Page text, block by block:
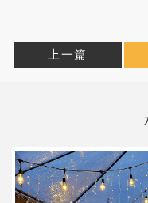
上一篇